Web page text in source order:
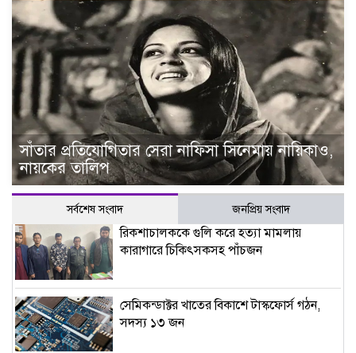
সাঁতার প্রতিযোগিতার সেরা নাফিসা সিনেমায় নায়িকাও,
নায়কের তালিপ
সর্বশেষ সংবাদ জনপ্রিয় সংবাদ
রিকশাচালককে গুলি করে হত্যা মামলায়
কারাগারে চিকিৎসকসহ পাঁচজন
সেমিকন্ডাক্টর খাতের বিকাশে টাস্কফোর্স গঠন,
সদস্য ১৩ জন